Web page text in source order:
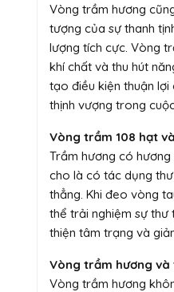
Vòng trầm hương
tượng của sự thanh
lượng tích cực. Vòng
khí chất và thu hút
tạo điều kiện thuận
thịnh vượng trong
Vòng trầm 108 hạt
Trầm hương có
cho là có tác dụng
thẳng. Khi đeo vòng
thể trải nghiệm sự thư
thiện tâm trạng và
Vòng trầm hương
Vòng trầm hương